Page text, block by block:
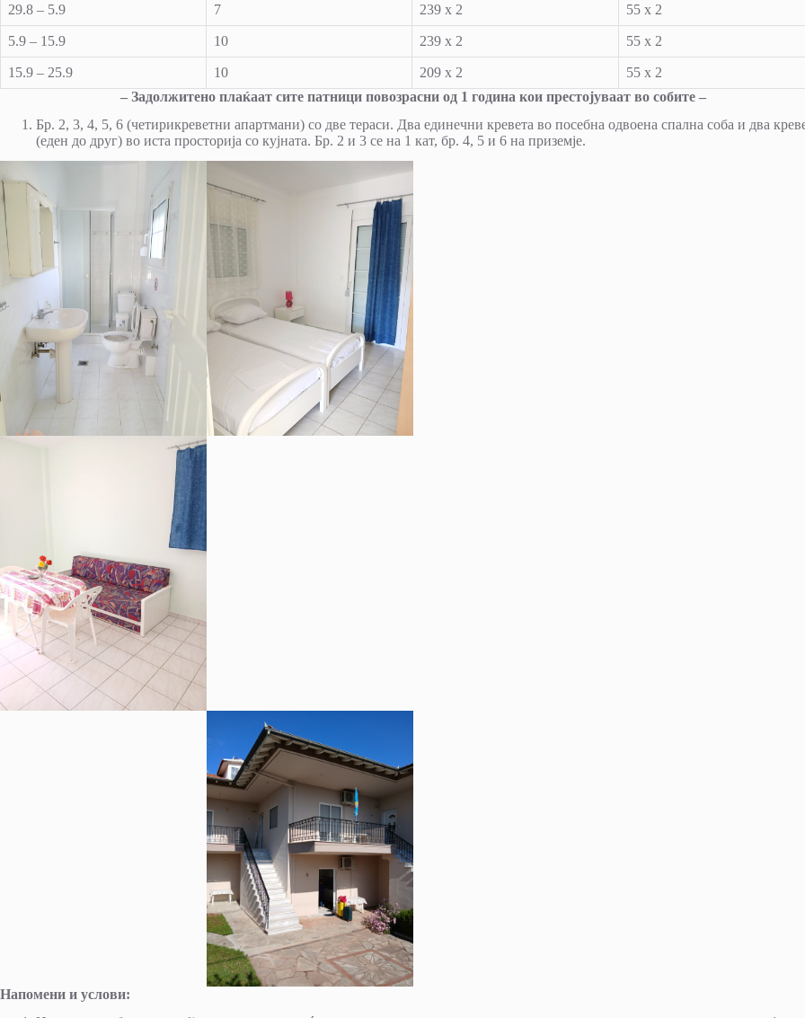
29.8 – 5.9 7 239 х 2 55 x 2
5.9 – 15.9 10 239 х 2 55 x 2
15.9 – 25.9 10 209 x 2
55 x 2
– Задолжитено плаќаат сите патници повозрасни од 1 година кои престојуваат во собите –
Бр. 2, 3, 4, 5, 6 (четирикреветни апартмани) со две тераси. Два единечни кревета во посебна одвоена спална соба и два
(еден до друг) во иста просторија со кујната. Бр. 2 и 3 се на 1 кат, бр. 4, 5 и 6 на приземје.
Напомени и услови: